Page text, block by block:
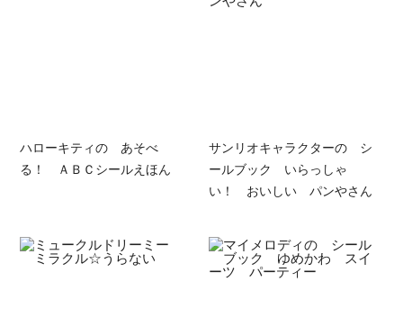
ハローキティの あそべ
る！ ＡＢＣシールえほん
サンリオキャラクターの シ
ールブック いらっしゃ
い！ おいしい パンやさん